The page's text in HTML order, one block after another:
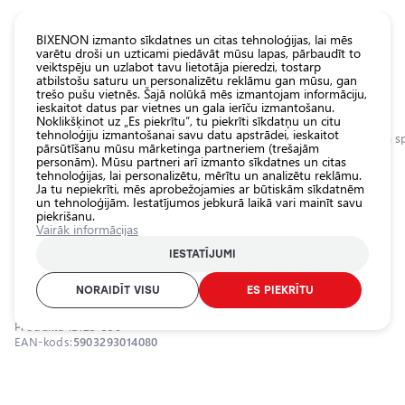
Sākumlapa Kategorijas Veikals Pamatlukturu auto spuldzes Ksenona
Ksenona spuldze D1S, 4300K, 35W,
Premium sērija
AMIO / 25-590 / 4300K - neitrāli balta / D1S
Produkta ID:
EAN-kods:5903293014080
Visas
veikala
preces
Veikals
Pamatlukturu
spuldzes
Ārējais auto
Iekšējais auto
apgaismojums
Apgaismojuma
aksesuāri
BIXENON izmanto sīkdatnes un citas tehnoloģijas, lai mēs
varētu droši un uzticami piedāvāt mūsu lapas, pārbaudīt to
veiktspēju un uzlabot tavu lietotāja pieredzi, tostarp
atbilstošu saturu un personalizētu reklāmu gan mūsu, gan
trešo pušu vietnēs. Šajā nolūkā mēs izmantojam informāciju,
ieskaitot datus par vietnes un gala ierīču izmantošanu.
Noklikšķinot uz „Es piekrītu”, tu piekrīti sīkdatņu un citu
tehnoloģiju izmantošanai savu datu apstrādei, ieskaitot
pārsūtīšanu mūsu mārketinga partneriem (trešajām
personām). Mūsu partneri arī izmanto sīkdatnes un citas
tehnoloģijas, lai personalizētu, mērītu un analizētu reklāmu.
Ja tu nepiekrīti, mēs aprobežojamies ar būtiskām sīkdatnēm
un tehnoloģijām. Iestatījumos jebkurā laikā vari mainīt savu
piekrišanu.
Vairāk informācijas
IESTATĪJUMI
NORAIDĪT VISU ES PIEKRĪTU